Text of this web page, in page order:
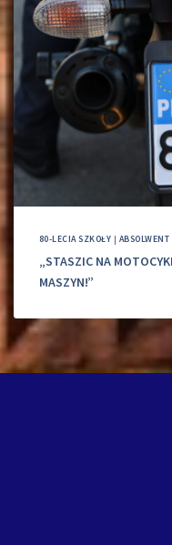
80-LECIA SZKOŁY | ABSOLWENT
„STASZIC NA
MASZYN!”